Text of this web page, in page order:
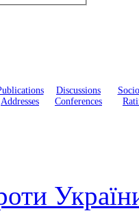
Addresses
Discussions
Conferences